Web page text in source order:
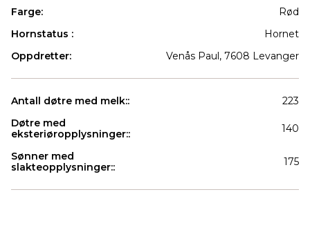
Farge:
Rød
Hornstatus :
Hornet
Oppdretter:
Venås Paul, 7608 Levanger
Antall døtre med melk::
223
Døtre med
eksteriøropplysninger::
140
Sønner med
slakteopplysninger::
175